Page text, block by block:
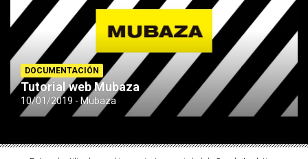
DOCUMENTACIÓN
Tutorial web Mubaza
10/01/2019 Mubaza